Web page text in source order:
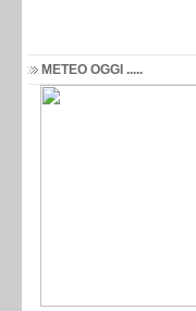
METEO OGGI .....